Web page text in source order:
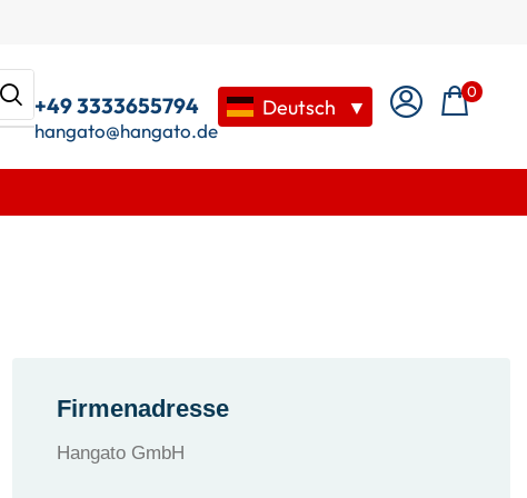
+49 3333655794
hangato@hangato.de
Deutsch ▼
0
Firmenadresse
Hangato GmbH